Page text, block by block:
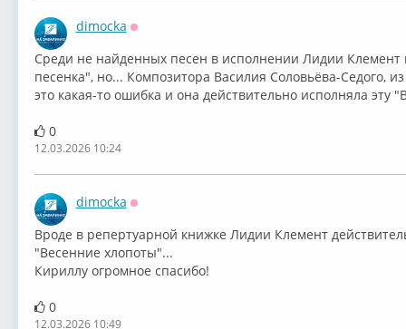
dimocka
Среди не найденных песен в исполнении Лидии Клемент
песенка", но... Композитора Василия Соловьёва-Седого,
это какая-то ошибка и она действительно исполняла эту
0
12.03.2026 10:24
dimocka
Вроде в репертуарной книжке Лидии Клемент
"Весенние хлопоты"...
Кириллу огромное спасибо!
0
12.03.2026 10:49